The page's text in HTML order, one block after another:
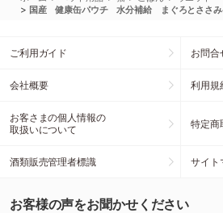
> 国産 健康缶パウチ 水分補給 まぐろとささみ
ご利用ガイド お問合
会社概要 利用規
お客さまの個人情報の
取扱いについて
特定商
酒類販売管理者標識 サイト
お客様の声をお聞かせください